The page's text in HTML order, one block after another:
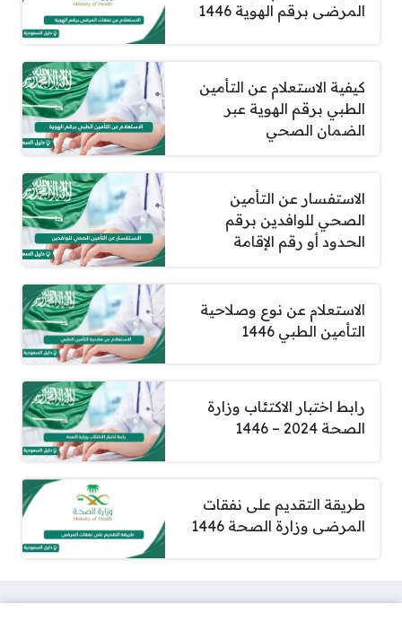
المرضى برقم الهوية 1446
كيفية الاستعلام عن التأمين
الطبي برقم الهوية عبر
الضمان الصحي
الاستفسار عن التأمين
الصحي للوافدين برقم
الحدود أو رقم الإقامة
الاستعلام عن نوع وصلاحية
التأمين الطبي 1446
رابط اختبار الاكتئاب وزارة
الصحة 2024 – 1446
طريقة التقديم على نفقات
المرضى وزارة الصحة 1446